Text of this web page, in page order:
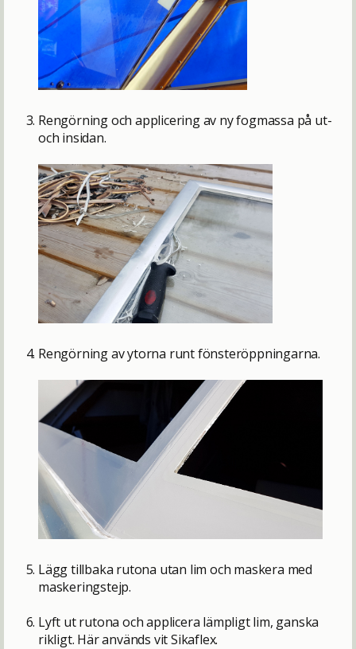
Rengörning och applicering av ny fogmassa på ut-
och insidan.
Rengörning av ytorna runt fönsteröppningarna.
Lägg tillbaka rutona utan lim och maskera med
maskeringstejp.
Lyft ut rutona och applicera lämpligt lim, ganska
rikligt. Här används vit Sikaflex.